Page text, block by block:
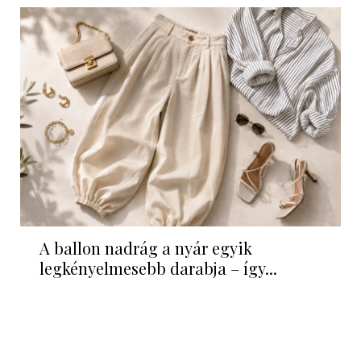
A ballon nadrág a nyár egyik
legkényelmesebb darabja – így...